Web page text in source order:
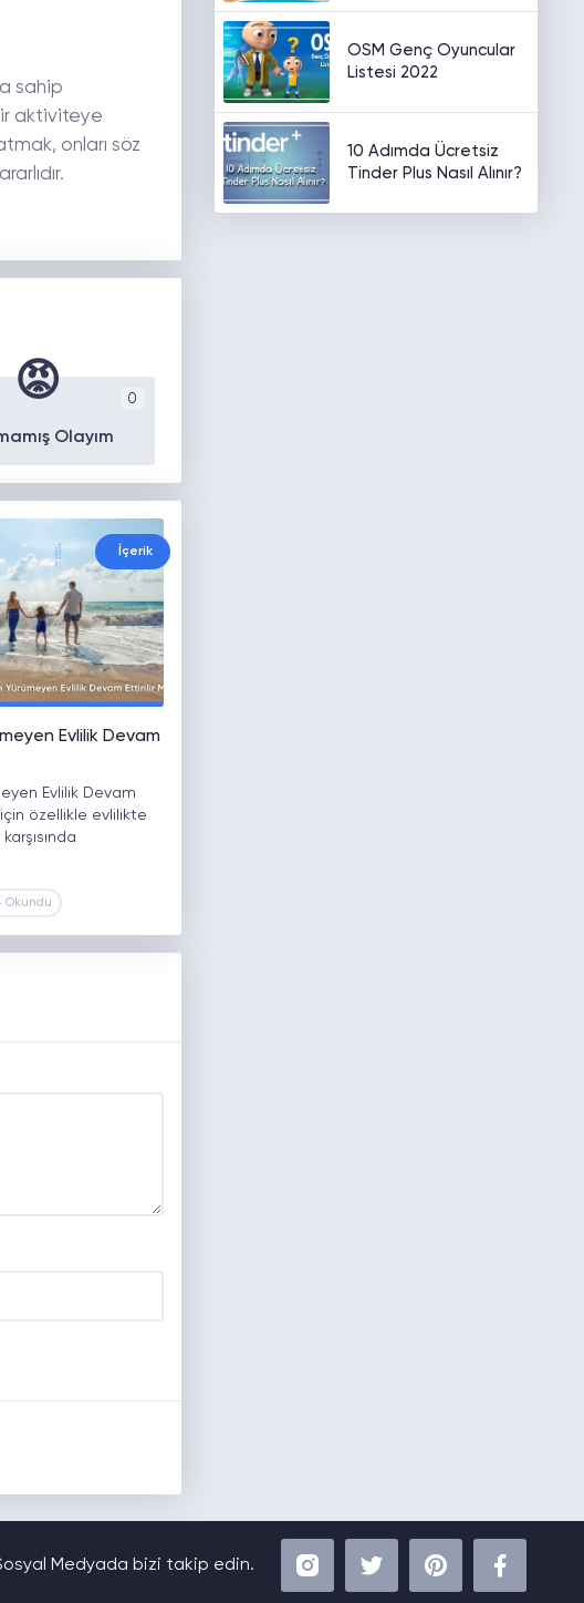
sahip
aktiviteye
onları söz
0
😡
Olayım
İçerik
Evlilik Devam
Evlilik Devam
özellikle evlilikte
Okundu
OSM Genç Oyuncular
Listesi 2022
10 Adımda Ücretsiz
Tinder Plus Nasıl Alınır?
Medyada bizi takip edin.